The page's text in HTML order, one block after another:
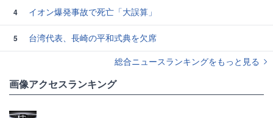
4 イオン爆発事故で死亡「大誤算」
5
台湾代表、長崎の平和式典を欠席
総合ニュースランキングをもっと見る
画像アクセスランキング